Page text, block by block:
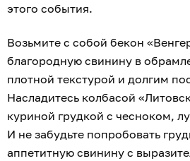
этого события.
Возьмите с собой бекон
благородную свинину в
плотной текстурой и долгим
Насладитесь колбасой
куриной грудкой с чесноком,
И не забудьте попробовать
аппетитную свинину с